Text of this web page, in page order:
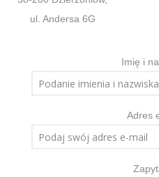
ul. Andersa 6G
Imię i
Adres